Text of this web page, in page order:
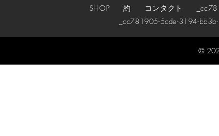
SHOP 約 コンタクト
_cc781905-5cde-3194-
©